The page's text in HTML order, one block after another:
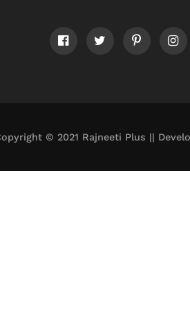
© 2021 Rajneeti Plus ||